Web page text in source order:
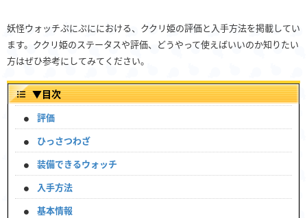
妖怪ウォッチぷにぷににおける、ククリ姫の評価と入手方法を掲載してい
ます。ククリ姫のステータスや評価、どうやって使えばいいのか知りたい
方はぜひ参考にしてみてください。
▼目次
評価
ひっさつわざ
装備できるウォッチ
入手方法
基本情報